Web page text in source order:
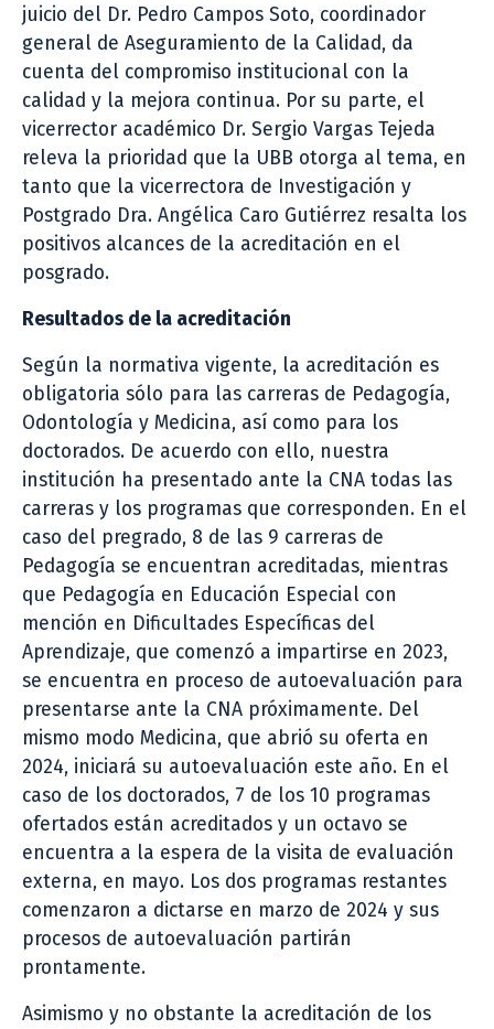
juicio del Dr. Pedro Campos Soto, coordinador
general de Aseguramiento de la Calidad, da
cuenta del compromiso institucional con la
calidad y la mejora continua. Por su parte, el
vicerrector académico Dr. Sergio Vargas Tejeda
releva la prioridad que la UBB otorga al tema, en
tanto que la vicerrectora de Investigación y
Postgrado Dra. Angélica Caro Gutiérrez resalta los
positivos alcances de la acreditación en el
posgrado.
Resultados de la acreditación
Según la normativa vigente, la acreditación es
obligatoria sólo para las carreras de Pedagogía,
Odontología y Medicina, así como para los
doctorados. De acuerdo con ello, nuestra
institución ha presentado ante la CNA todas las
carreras y los programas que corresponden. En el
caso del pregrado, 8 de las 9 carreras de
Pedagogía se encuentran acreditadas, mientras
que Pedagogía en Educación Especial con
mención en Dificultades Específicas del
Aprendizaje, que comenzó a impartirse en 2023,
se encuentra en proceso de autoevaluación para
presentarse ante la CNA próximamente. Del
mismo modo Medicina, que abrió su oferta en
2024, iniciará su autoevaluación este año. En el
caso de los doctorados, 7 de los 10 programas
ofertados están acreditados y un octavo se
encuentra a la espera de la visita de evaluación
externa, en mayo. Los dos programas restantes
comenzaron a dictarse en marzo de 2024 y sus
procesos de autoevaluación partirán
prontamente.
Asimismo y no obstante la acreditación de los